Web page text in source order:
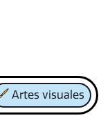
Artes visuales